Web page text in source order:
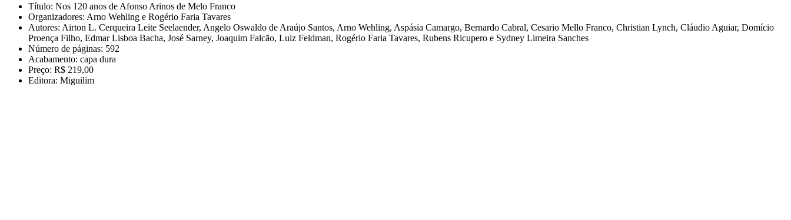
Título: Nos 120 anos de Afonso Arinos de Melo Franco
Organizadores: Arno Wehling e Rogério Faria Tavares
Autores: Airton L. Cerqueira Leite Seelaender, Angelo Oswaldo de Araújo Santos, Arno Wehling, Aspásia Camargo, Bernardo Cabral, Cesario Mello Franco, Christian Lynch, Cláudio Aguiar, Domício
Proença Filho, Edmar Lisboa Bacha, José Sarney, Joaquim Falcão, Luiz Feldman, Rogério Faria Tavares, Rubens Ricupero e Sydney Limeira Sanches
Número de páginas: 592
Acabamento: capa dura
Preço: R$ 219,00
Editora: Miguilim